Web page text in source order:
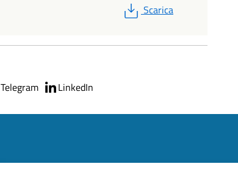
PDF
Scarica
Telegram LinkedIn